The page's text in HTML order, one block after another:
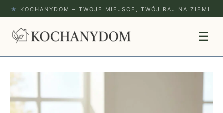
★ KOCHANYDOM – TWOJE MIEJSCE, TWÓJ RAJ NA ZIEMI.
☰